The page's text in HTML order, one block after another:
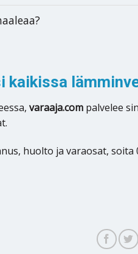
kaikissa
varaaja.com palvelee
huolto ja varaosat, soita